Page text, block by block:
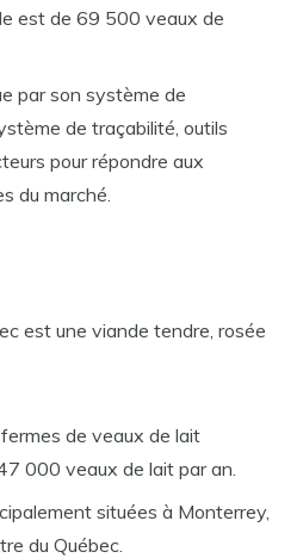
est de 69 500 veaux de
par son système de
de traçabilité, outils
pour répondre aux
du marché.
est une viande tendre, rosée
de veaux de lait
000 veaux de lait par an.
situées à Monterrey,
du Québec.